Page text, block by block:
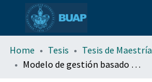
menu.section.about_menu
Home Tesis
Tesis de Maestría
Modelo de gestión basado en el colegiado, para el logro del perfil del egresado de Bachillerato